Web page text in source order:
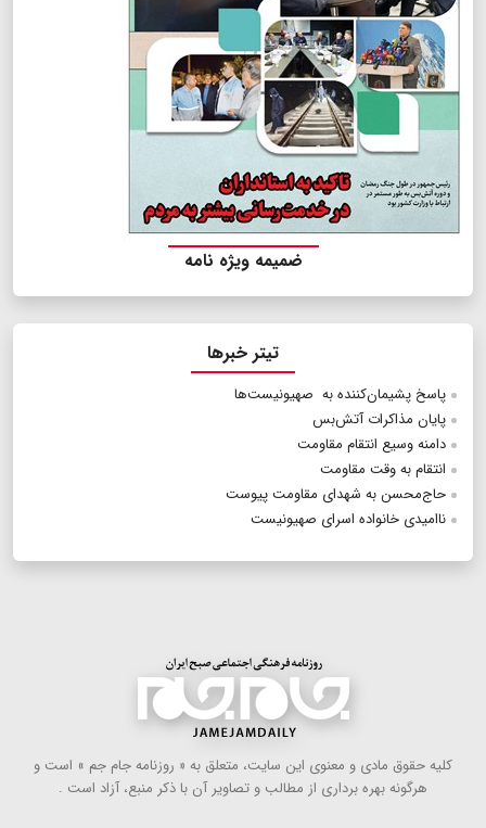
ضمیمه ویژه نامه
تیتر خبرها
پاسخ پشیمان‌کننده به صهیونیست‌ها
پایان مذاکرات آتش‌بس
دامنه وسیع انتقام مقاومت
انتقام به وقت مقاومت
حاج‌محسن به شهدای مقاومت پیوست
ناامیدی خانواده اسرای صهیونیست
كلیه حقوق مادی و معنوی این سایت، متعلق به « روزنامه جام جم » است و
هرگونه بهره ‌برداری از مطالب و تصاویر آن با ذكر منبع، آزاد است .